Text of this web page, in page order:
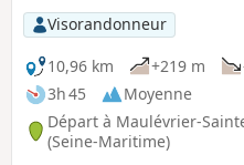
Visorandonneur
10,96 km
+219 m
3h 45
Moyenne
Départ à Maulévrier-
(Seine-Maritime)